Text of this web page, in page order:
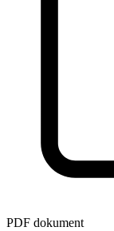
PDF dokument